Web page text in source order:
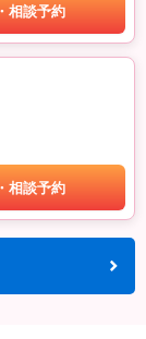
相談予約
相談予約